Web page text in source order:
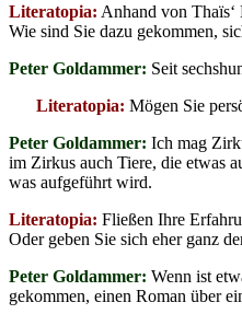
Literatopia: Anhand von Thaïs‘
Wie sind Sie dazu gekommen,
Peter Goldammer: Seit
Literatopia: Mögen Sie
Peter Goldammer: Ich mag
im Zirkus auch Tiere, die etwas
was aufgeführt wird.
Literatopia: Fließen Ihre
Oder geben Sie sich eher ganz
Peter Goldammer: Wenn ist
gekommen, einen Roman über